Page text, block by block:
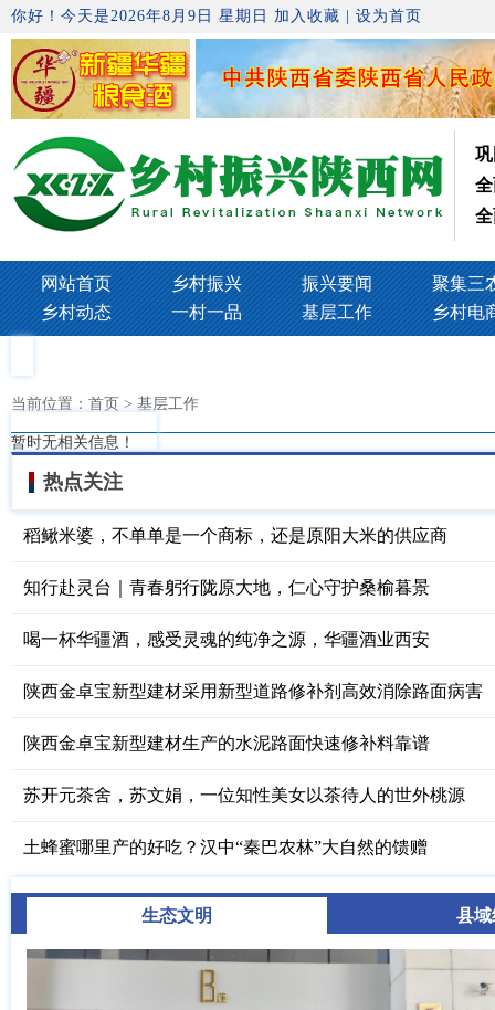
你好！今天是2026年8月9日 星期日 加入收藏 设为首页
网站首页 乡村振兴 振兴要闻
聚集三
乡村动态
一村一品 基层工作 乡村电
当前位置： 首页> 基层工作
暂时无相关信息！
热点关注
稻鳅米婆，不单单是一个商标，还是原阳大米的供应商
知行赴灵台｜青春躬行陇原大地，仁心守护桑榆暮景
喝一杯华疆酒，感受灵魂的纯净之源，华疆酒业西安
陕西金卓宝新型建材采用新型道路修补剂高效消除路面病害
陕西金卓宝新型建材生产的水泥路面快速修补料靠谱
苏开元茶舍，苏文娟，一位知性美女以茶待人的世外桃源
土蜂蜜哪里产的好吃？汉中“秦巴农林”大自然的馈赠
生态文明 县